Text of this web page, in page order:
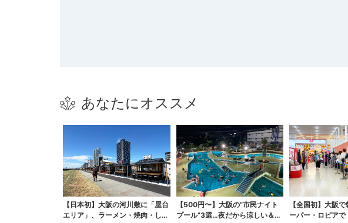
あなたにオススメ
【日本初】大阪の河川敷に「屋台
エリア」、ラーメン・焼肉・しゃ
【500円〜】大阪の“市民ナイト
プール”3選…夜だから涼しい＆コ
【全国初】大阪
ーパー・ロピア